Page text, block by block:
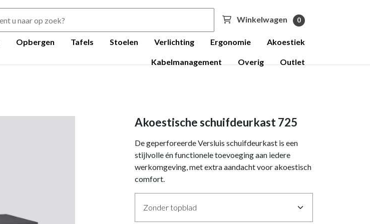
Winkelwagen 0
Opbergen Tafels Stoelen Verlichting Ergonomie Akoestiek
Kabelmanagement Overig Outlet
Akoestische schuifdeurkast 725
De geperforeerde Versluis schuifdeurkast is een
stijlvolle én functionele toevoeging aan iedere
werkomgeving, met extra aandacht voor akoestisch
comfort.